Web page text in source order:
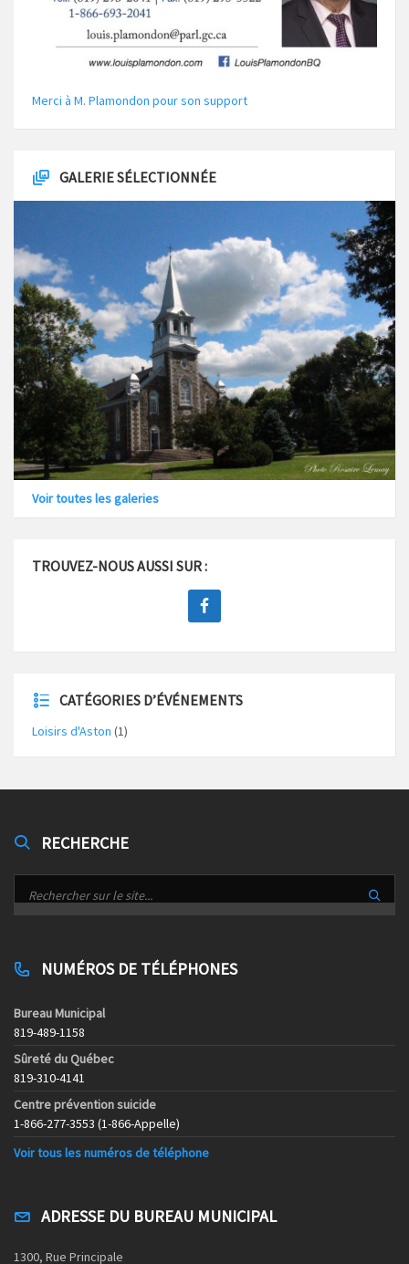
Merci à M. Plamondon pour son support
GALERIE SÉLECTIONNÉE
Voir toutes les galeries
TROUVEZ-NOUS AUSSI SUR :
CATÉGORIES D’ÉVÉNEMENTS
Loisirs d'Aston (1)
RECHERCHE
NUMÉROS DE TÉLÉPHONES
Bureau Municipal
819-489-1158
Sûreté du Québec
819-310-4141
Centre prévention suicide
1-866-277-3553 (1-866-Appelle)
Voir tous les numéros de téléphone
ADRESSE DU BUREAU MUNICIPAL
1300, Rue Principale